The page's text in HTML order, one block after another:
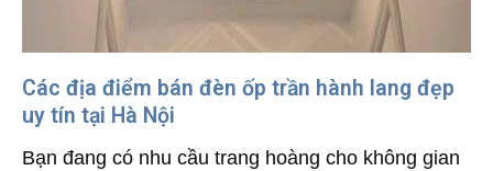
Các địa điểm bán đèn ốp trần hành lang đẹp
uy tín tại Hà Nội
Bạn đang có nhu cầu trang hoàng cho không gian